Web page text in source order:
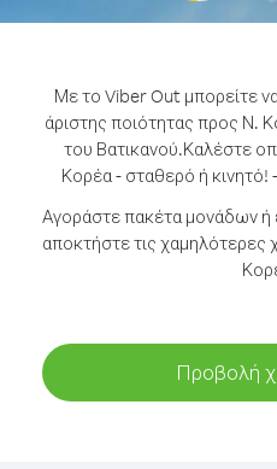
Με το Viber Out μπορείτε
άριστης ποιότητας προς Ν.
του Βατικανού.Καλέστε
Κορέα - σταθερό ή
Αγοράστε πακέτα μονάδων ή
αποκτήστε τις
Προβολή